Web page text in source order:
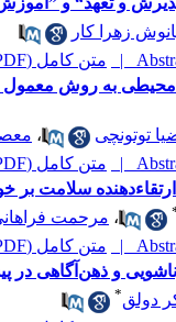
زهرا کار
متن کامل (PDF)
محیطی به روش
توتونچی ،
متن کامل (PDF)
سلامت بر
، مرحمت
متن کامل (PDF)
و ذهن‌آگاهی در
دولق*